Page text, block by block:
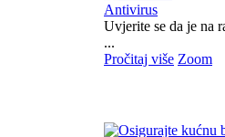
Antivirus
Uvjerite se da je na
...
Pročitaj više Zoom